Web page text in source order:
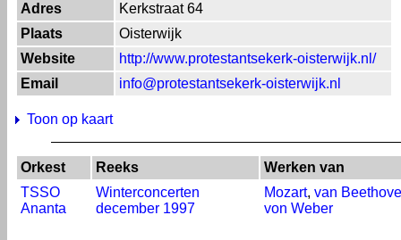
Adres
Kerkstraat 64
Plaats
Oisterwijk
Website
http://www.protestantsekerk-oisterwijk.nl/
Email
info@protestantsekerk-oisterwijk.nl
Toon op kaart
Orkest Reeks
Werken van
TSSO
Ananta
Winterconcerten
december 1997
Mozart, van
von Weber